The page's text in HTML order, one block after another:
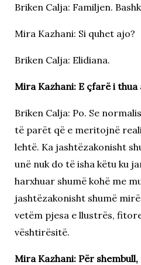
Briken Calja: Familjen.
Mira Kazhani: Si quhet ajo?
Briken Calja: Elidiana.
Mira Kazhani: E çfarë i thua
Briken Calja: Po. Se
të parët që e meritojnë
lehtë. Ka jashtëzakonisht
unë nuk do të isha këtu ku
harxhuar shumë kohë me
jashtëzakonisht shumë
vetëm pjesa e llustrës,
vështirësitë.
Mira Kazhani: Për